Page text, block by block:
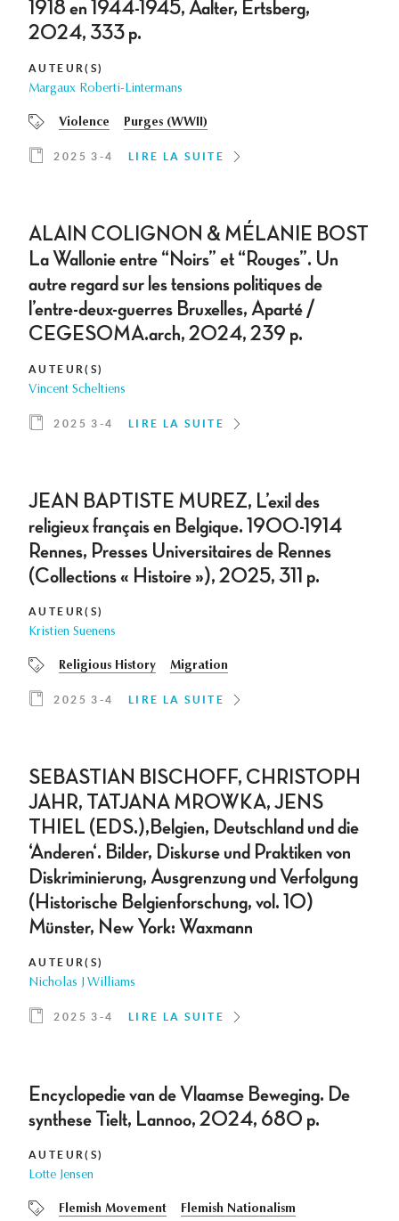
1918 en 1944-1945, Aalter, Ertsberg,
2024, 333 p.
AUTEUR(S)
Margaux Roberti-Lintermans
Violence Purges (WWII)
2025 3-4 LIRE LA SUITE
ALAIN COLIGNON & MÉLANIE BOST
La Wallonie entre “Noirs” et “Rouges”. Un
autre regard sur les tensions politiques de
l’entre-deux-guerres Bruxelles, Aparté /
CEGESOMA.arch, 2024, 239 p.
AUTEUR(S)
Vincent Scheltiens
2025 3-4 LIRE LA SUITE
JEAN BAPTISTE MUREZ, L’exil des
religieux français en Belgique. 1900-1914
Rennes, Presses Universitaires de Rennes
(Collections « Histoire »), 2025, 311 p.
AUTEUR(S)
Kristien Suenens
Religious History Migration
2025 3-4 LIRE LA SUITE
SEBASTIAN BISCHOFF, CHRISTOPH
JAHR, TATJANA MROWKA, JENS
THIEL (EDS.),Belgien, Deutschland und die
‘Anderen‘. Bilder, Diskurse und Praktiken von
Diskriminierung, Ausgrenzung und Verfolgung
(Historische Belgienforschung, vol. 10)
Münster, New York: Waxmann
AUTEUR(S)
Nicholas J Williams
2025 3-4 LIRE LA SUITE
Encyclopedie van de Vlaamse Beweging. De
synthese Tielt, Lannoo, 2024, 680 p.
AUTEUR(S)
Lotte Jensen
Flemish Movement Flemish Nationalism